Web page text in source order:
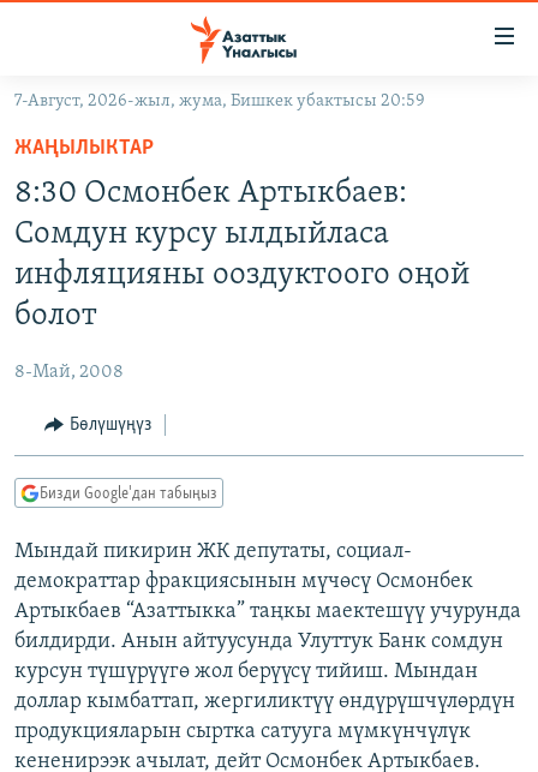
Навигацияга
өтүңүз
салыңыз
САЯСАТ
ДҮЙНӨ
УКРАИНА
АТАЙЫН ИЛИКТӨӨ
ЭКСПЕРТТЕР ТАЛДАЙТ
БИЗ ЖАНА ДҮЙНӨ
ЭЖЕ-СИҢДИЛЕР
АЗАТТЫК+
ЫҢГАЙСЫЗ СУРООЛОР
ПОДКАСТ
ӨЗГӨЧӨ ПИКИР
Русский
ОНЛАЙН ШЕРИНЕ
ЭЕ/АРнун бардык сайттары
7-Август, 2026-жыл, жума, Бишкек убактысы 20:59
ЖАҢЫЛЫКТАР
8:30 Осмонбек Артыкбаев:
Сомдун курсу ылдыйласа
инфляцияны ооздуктоого оңой
болот
8-Май, 2008
Бөлүшүңүз
Бизди Google'дан табыңыз
Мындай пикирин ЖК депутаты, социал-
демократтар фракциясынын мүчөсү Осмонбек
Артыкбаев “Азаттыкка” таңкы маектешүү учурунда
билдирди. Анын айтуусунда Улуттук Банк сомдун
курсун түшүрүүгө жол берүүсү тийиш. Мындан
доллар кымбаттап, жергиликтүү өндүрүшчүлөрдүн
продукцияларын сыртка сатууга мүмкүнчүлүк
кененирээк ачылат, дейт Осмонбек Артыкбаев.